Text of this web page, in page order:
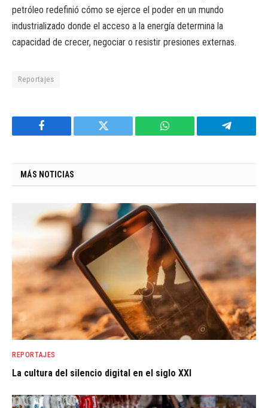
petróleo redefinió cómo se ejerce el poder en un mundo
industrializado donde el acceso a la energía determina la
capacidad de crecer, negociar o resistir presiones externas.
Reportajes
Facebook Twitter WhatsApp Telegram
MÁS NOTICIAS
REPORTAJES
La cultura del silencio digital en el siglo XXI